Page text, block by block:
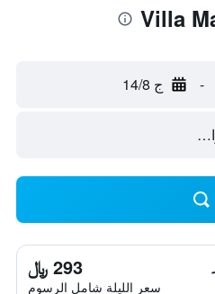
- ج 14/8
293 ﷼
سعر الليلة شامل الرسوم